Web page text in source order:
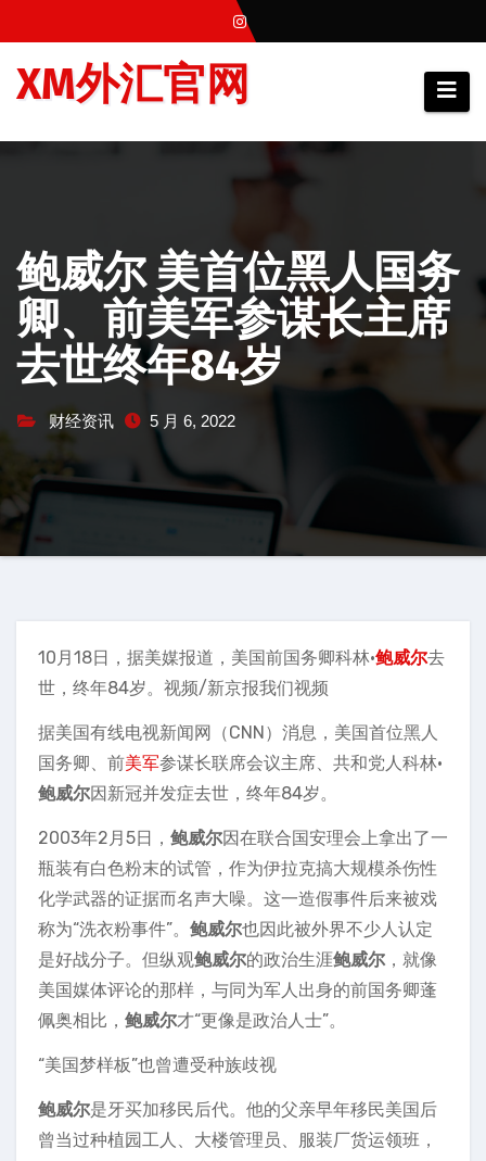
至
XM外汇官网
鲍威尔 美首位黑人国务
卿、前美军参谋长主席
去世终年84岁
财经资讯 5 月 6, 2022
10月18日，据美媒报道，美国前国务卿科林·鲍威尔去
世，终年84岁。视频/新京报我们视频
据美国有线电视新闻网（CNN）消息，美国首位黑人
国务卿、前美军参谋长联席会议主席、共和党人科林·
鲍威尔因新冠并发症去世，终年84岁。
2003年2月5日， 鲍威尔因在联合国安理会上拿出了一
瓶装有白色粉末的试管，作为伊拉克搞大规模杀伤性
化学武器的证据而名声大噪。这一造假事件后来被戏
称为“洗衣粉事件”。 鲍威尔也因此被外界不少人认定
是好战分子。但纵观鲍威尔的政治生涯鲍威尔 ，就像
美国媒体评论的那样，与同为军人出身的前国务卿蓬
佩奥相比， 鲍威尔才“更像是政治人士”。
“美国梦样板”也曾遭受种族歧视
鲍威尔是牙买加移民后代。他的父亲早年移民美国后
曾当过种植园工人、大楼管理员、服装厂货运领班，